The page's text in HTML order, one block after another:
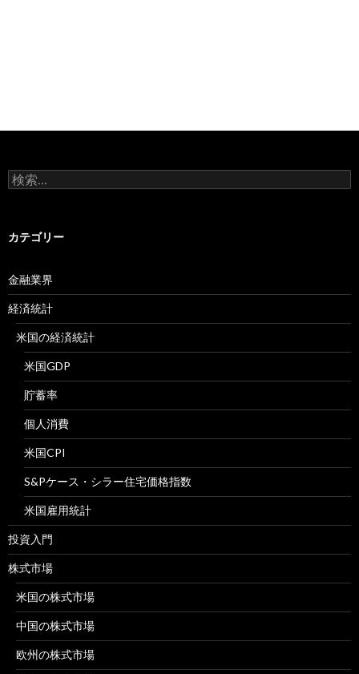
検
索:
カテゴリー
金融業界
経済統計
米国の経済統計
米国GDP
貯蓄率
個人消費
米国CPI
S&Pケース・シラー住宅価格指数
米国雇用統計
投資入門
株式市場
米国の株式市場
中国の株式市場
欧州の株式市場